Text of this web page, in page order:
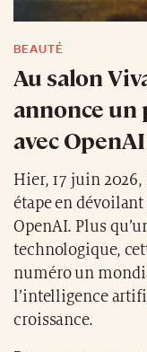
BEAUTÉ
Au salon
annonce
avec OpenAI
Hier, 17 juin
étape en
OpenAI. Plus
technologique,
numéro un
l’intelligence
croissance.